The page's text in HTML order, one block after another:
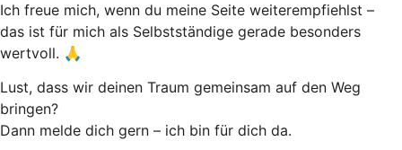
Ich freue mich, wenn du meine Seite weiterempfiehlst –
das ist für mich als Selbstständige gerade besonders
wertvoll. 🙏
Lust, dass wir deinen Traum gemeinsam auf den Weg
bringen?
Dann melde dich gern – ich bin für dich da.